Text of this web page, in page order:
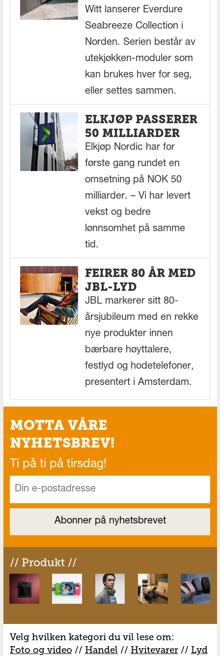
Witt lanserer Everdure
Seabreeze Collection i
Norden. Serien består av
utekjøkken-moduler som
kan brukes hver for seg,
eller settes sammen.
ELKJØP PASSERER
50 MILLIARDER
Elkjøp Nordic har for
første gang rundet en
omsetning på NOK 50
milliarder. – Vi har levert
vekst og bedre
lønnsomhet på samme
tid.
FEIRER 80 ÅR MED
JBL-LYD
JBL markerer sitt 80-
årsjubileum med en rekke
nye produkter innen
bærbare høyttalere,
festlyd og hodetelefoner,
presentert i Amsterdam.
MOTTA VÅRE
NYHETSBREV!
Ti på ti på tirsdag!
// Produkt //
Velg hvilken kategori du vil lese om:
Foto og video // Handel // Hvitevarer// Lyd